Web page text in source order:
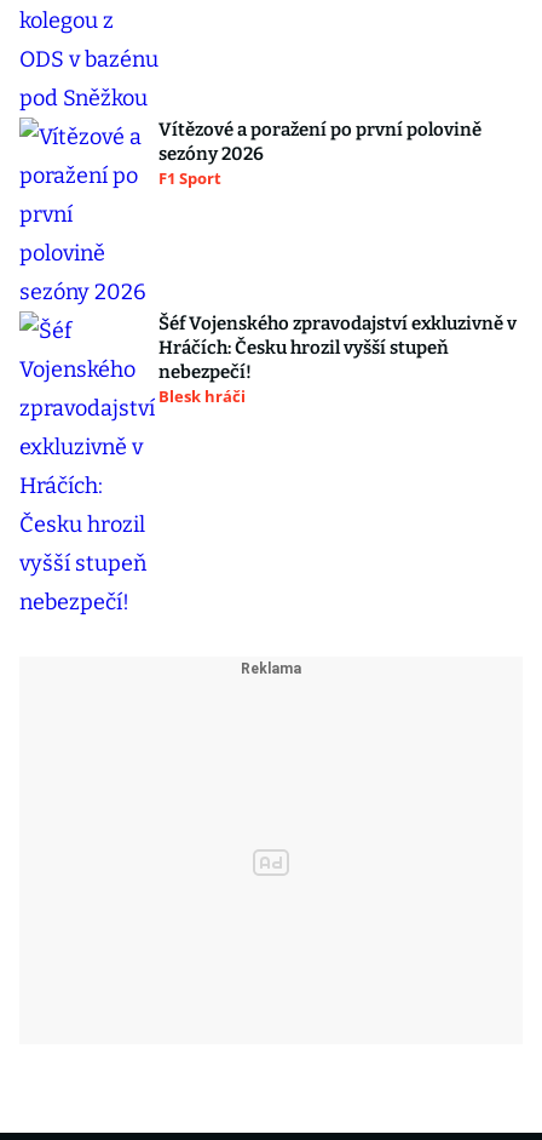
Vítězové a poražení po první polovině
sezóny 2026
F1 Sport
Šéf Vojenského zpravodajství exkluzivně v
Hráčích: Česku hrozil vyšší stupeň
nebezpečí!
Blesk hráči